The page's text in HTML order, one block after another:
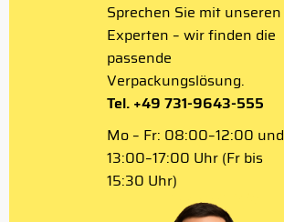
Sprechen Sie mit unseren
Experten – wir finden die
passende
Verpackungslösung.
Tel. +49 731-9643-555
Mo – Fr: 08:00–12:00 und
13:00–17:00 Uhr (Fr bis
15:30 Uhr)